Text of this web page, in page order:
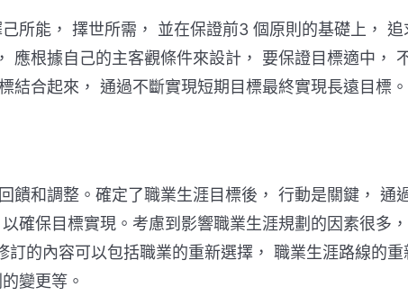
所能， 擇世所需， 並在保證前3 個原則的基礎上， 追
應根據自己的主客觀條件來設計， 要保證目標適中，
結合起來， 通過不斷實現短期目標最終實現長遠目標。
饋和調整。確定了職業生涯目標後， 行動是關鍵， 通
確保目標實現。考慮到影響職業生涯規劃的因素很多，
的內容可以包括職業的重新選擇， 職業生涯路線的重
變更等。